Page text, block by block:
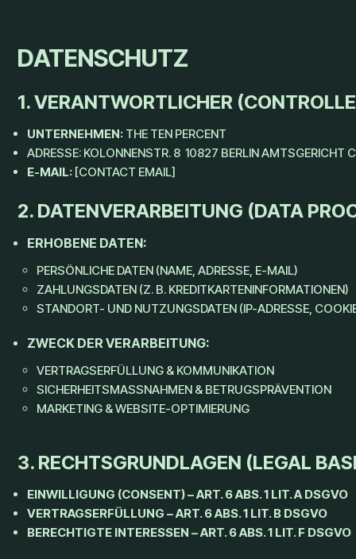
DATENSCHUTZ
1. VERANTWORTLICHER
UNTERNEHMEN: THE TEN PERCENT
ADRESSE: KOLONNENSTR. 8 10827 BERLIN AMTSGERICHT
E-MAIL: [CONTACT EMAIL]
2. DATENVERARBEITUNG (DATA
ERHOBENE DATEN:
PERSÖNLICHE DATEN (NAME, ADRESSE, E-MAIL)
ZAHLUNGSDATEN (Z. B. KREDITKARTENINFORMATIONEN)
STANDORT- UND NUTZUNGSDATEN (IP-ADRESSE,
ZWECK DER VERARBEITUNG:
VERTRAGSERFÜLLUNG & KOMMUNIKATION
SICHERHEITSMASSNAHMEN & BETRUGSPRÄVENTION
MARKETING & WEBSITE-OPTIMIERUNG
3. RECHTSGRUNDLAGEN (LEGAL
EINWILLIGUNG (CONSENT) – ART. 6 ABS. 1 LIT. A DSGVO
VERTRAGSERFÜLLUNG – ART. 6 ABS. 1 LIT. B DSGVO
BERECHTIGTE INTERESSEN – ART. 6 ABS. 1 LIT. F DSGVO